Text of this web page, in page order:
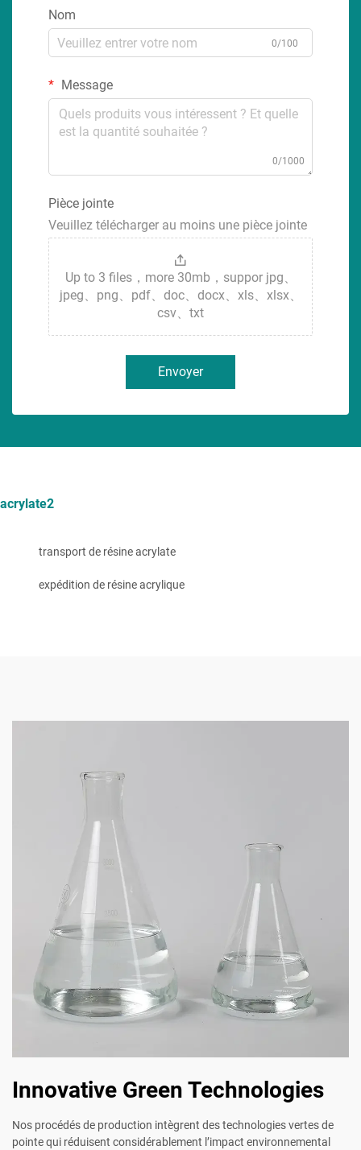
Nom
0/100
Message
0/1000
Pièce jointe
Veuillez télécharger au moins une pièce jointe
Up to 3 files，more 30mb，suppor jpg、
jpeg、png、pdf、doc、docx、xls、xlsx、
csv、txt
Envoyer
acrylate2
transport de résine acrylate
expédition de résine acrylique
Innovative Green Technologies
Nos procédés de production intègrent des technologies vertes de
pointe qui réduisent considérablement l’impact environnemental